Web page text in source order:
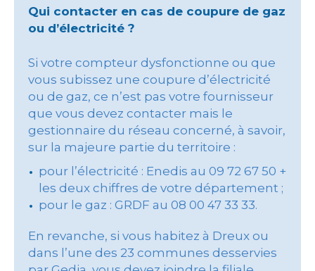
Qui contacter en cas de coupure de gaz
ou d’électricité ?
Si votre compteur dysfonctionne ou que
vous subissez une coupure d’électricité
ou de gaz, ce n’est pas votre fournisseur
que vous devez contacter mais le
gestionnaire du réseau concerné, à savoir,
sur la majeure partie du territoire :
pour l’électricité : Enedis au 09 72 67 50 +
les deux chiffres de votre département ;
pour le gaz : GRDF au 08 00 47 33 33.
En revanche, si vous habitez à Dreux ou
dans l’une des 23 communes desservies